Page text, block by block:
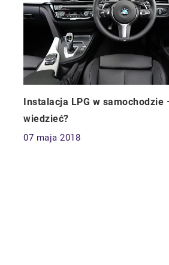
Instalacja LPG w samochodzie
wiedzieć?
07 maja 2018